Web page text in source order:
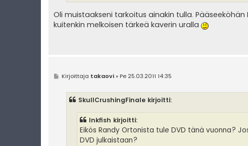
Oli muistaakseni tarkoitus ainakin tulla.
kuitenkin melkoisen tärkeä kaverin uralla
VKirjoittaja takaovi» Pe 25.03.2011 14:35
SkullCrushingFinale kirjoitti:
Inkfish kirjoitti:
Eikös Randy Ortonista tule DVD tänä vuonna?
DVD julkaistaan?